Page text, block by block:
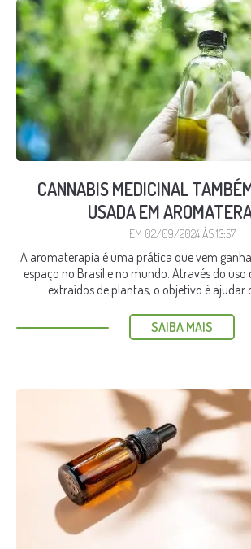
CANNABIS MEDICINAL
USADA EM
EM 02/09/2024 ÀS 13:57
A aromaterapia é uma prática que vem
espaço no Brasil e no mundo. Através do uso
extraídos de plantas, o objetivo é ajudar
SAIBA MAIS